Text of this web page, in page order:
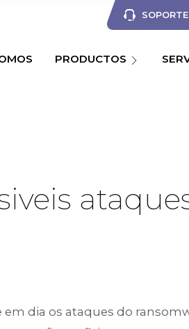
PRODUCTOS
em dia os ataques do